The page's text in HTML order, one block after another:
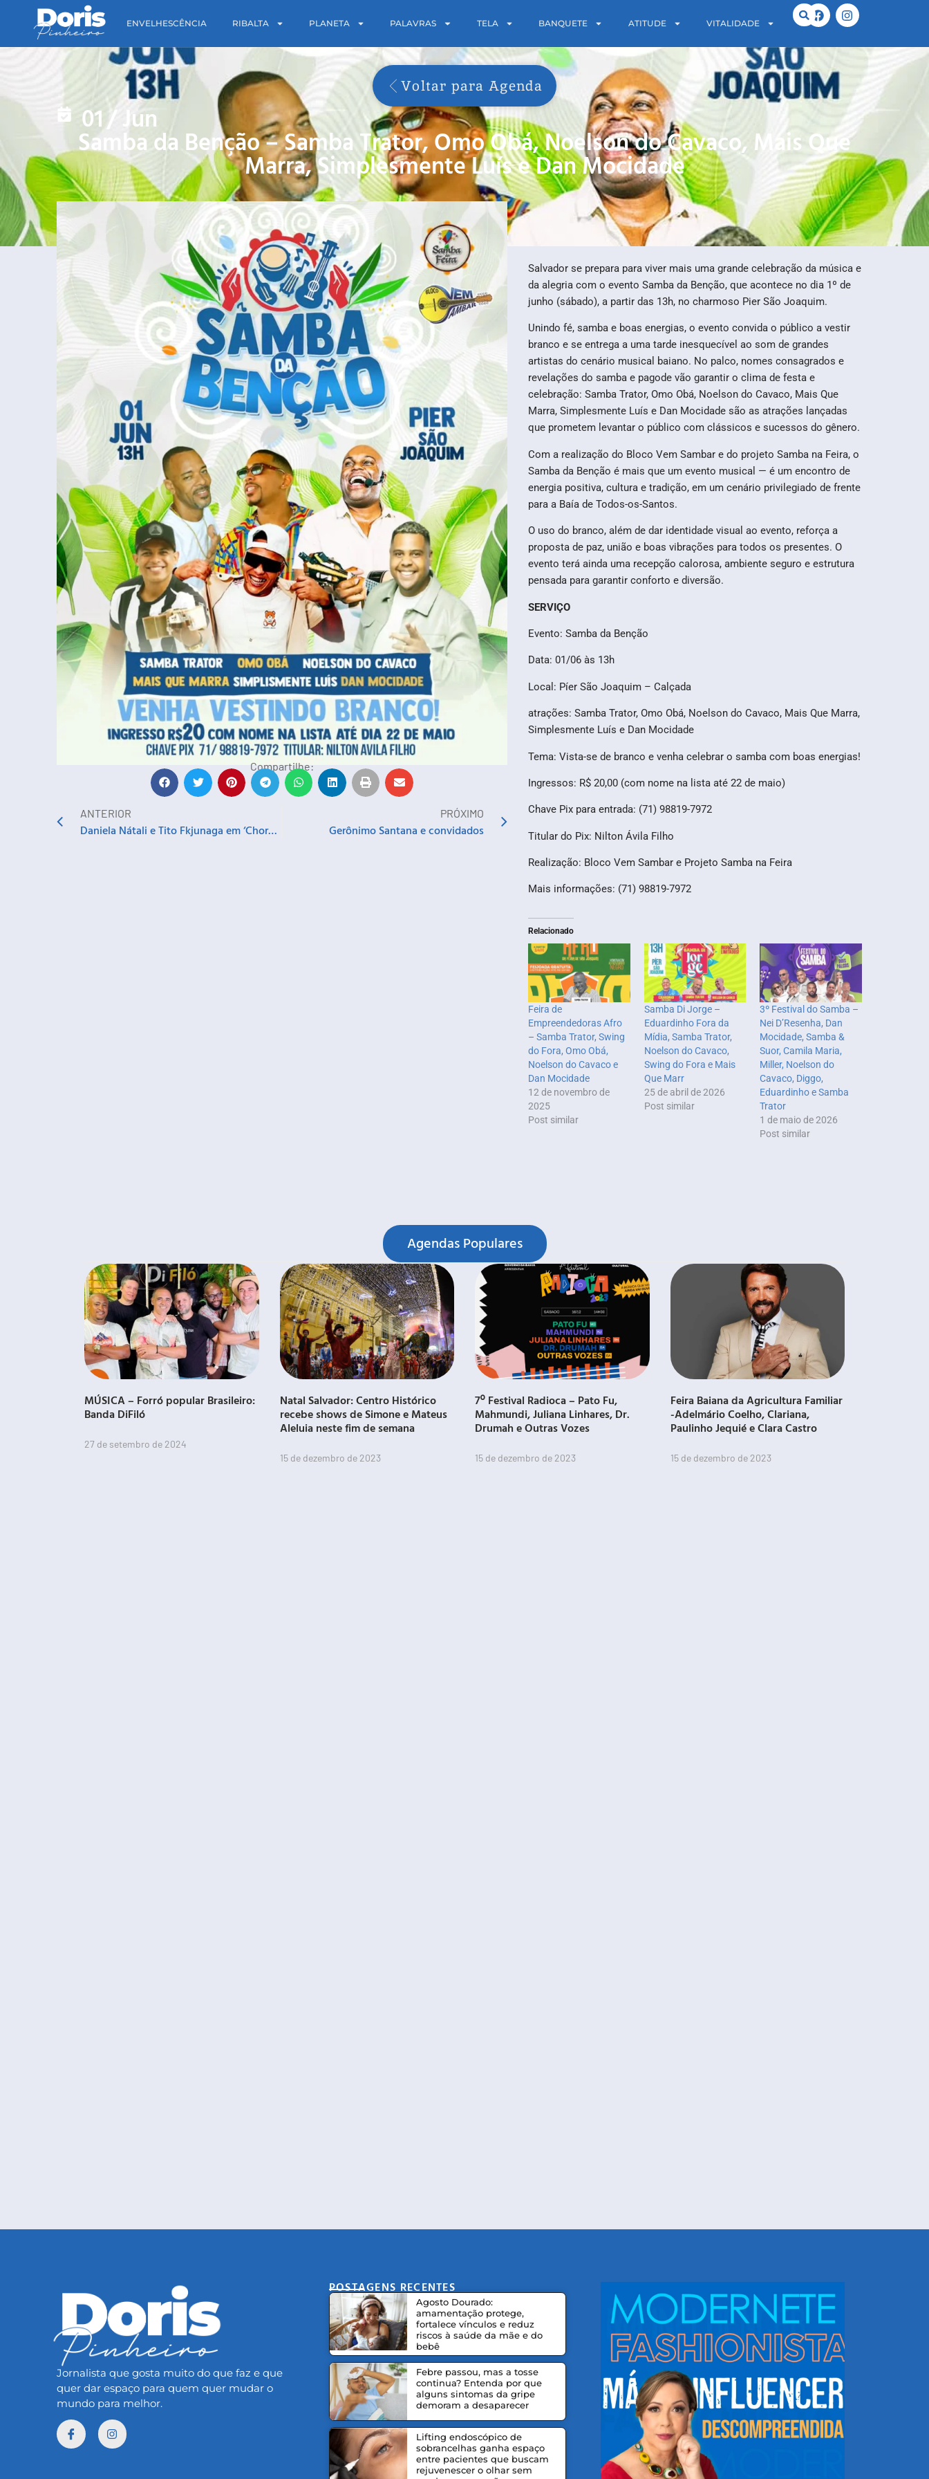
ENVELHESCÊNCIA RIBALTA PLANETA PALAVRAS TELA BANQUETE ATITUDE VITALIDADE
Voltar para Agenda
01/ Jun
Samba da Benção – Samba Trator, Omo Obá, Noelson do Cavaco, Mais Que
Marra, Simplesmente Luís e Dan Mocidade
Compartilhe:
ANTERIOR
Daniela Nátali e Tito Fkjunaga em ‘Choro Madeira’
PRÓXIMO
Gerônimo Santana e convidados
Salvador se prepara para viver mais uma grande celebração da música e
da alegria com o evento Samba da Benção, que acontece no dia 1º de
junho (sábado), a partir das 13h, no charmoso Pier São Joaquim.
Unindo fé, samba e boas energias, o evento convida o público a vestir
branco e se entrega a uma tarde inesquecível ao som de grandes
artistas do cenário musical baiano. No palco, nomes consagrados e
revelações do samba e pagode vão garantir o clima de festa e
celebração: Samba Trator, Omo Obá, Noelson do Cavaco, Mais Que
Marra, Simplesmente Luís e Dan Mocidade são as atrações lançadas
que prometem levantar o público com clássicos e sucessos do gênero.
Com a realização do Bloco Vem Sambar e do projeto Samba na Feira, o
Samba da Benção é mais que um evento musical — é um encontro de
energia positiva, cultura e tradição, em um cenário privilegiado de frente
para a Baía de Todos-os-Santos.
O uso do branco, além de dar identidade visual ao evento, reforça a
proposta de paz, união e boas vibrações para todos os presentes. O
evento terá ainda uma recepção calorosa, ambiente seguro e estrutura
pensada para garantir conforto e diversão.
SERVIÇO
Evento: Samba da Benção
Data: 01/06 às 13h
Local: Píer São Joaquim – Calçada
atrações: Samba Trator, Omo Obá, Noelson do Cavaco, Mais Que Marra,
Simplesmente Luís e Dan Mocidade
Tema: Vista-se de branco e venha celebrar o samba com boas energias!
Ingressos: R$ 20,00 (com nome na lista até 22 de maio)
Chave Pix para entrada: (71) 98819-7972
Titular do Pix: Nilton Ávila Filho
Realização: Bloco Vem Sambar e Projeto Samba na Feira
Mais informações: (71) 98819-7972
Relacionado
Feira de
Empreendedoras Afro
– Samba Trator, Swing
do Fora, Omo Obá,
Noelson do Cavaco e
Dan Mocidade
12 de novembro de
2025
Post similar
Samba Di Jorge –
Eduardinho Fora da
Mídia, Samba Trator,
Noelson do Cavaco,
Swing do Fora e Mais
Que Marr
25 de abril de 2026
Post similar
3º Festival do Samba –
Nei D’Resenha, Dan
Mocidade, Samba &
Suor, Camila Maria,
Miller, Noelson do
Cavaco, Diggo,
Eduardinho e Samba
Trator
1 de maio de 2026
Post similar
Agendas Populares
MÚSICA – Forró popular Brasileiro:
Banda DiFiló
27 de setembro de 2024
Natal Salvador: Centro Histórico
recebe shows de Simone e Mateus
Aleluia neste fim de semana
15 de dezembro de 2023
7º Festival Radioca – Pato Fu,
Mahmundi, Juliana Linhares, Dr.
Drumah e Outras Vozes
15 de dezembro de 2023
Feira Baiana da Agricultura Familiar
-Adelmário Coelho, Clariana,
Paulinho Jequié e Clara Castro
15 de dezembro de 2023
Jornalista que gosta muito do que faz e que
quer dar espaço para quem quer mudar o
mundo para melhor.
POSTAGENS RECENTES
Agosto Dourado:
amamentação protege,
fortalece vínculos e reduz
riscos à saúde da mãe e do
bebê
Febre passou, mas a tosse
continua? Entenda por que
alguns sintomas da gripe
demoram a desaparecer
Lifting endoscópico de
sobrancelhas ganha espaço
entre pacientes que buscam
rejuvenescer o olhar sem
CONHEÇA DORIS E EQUIPE